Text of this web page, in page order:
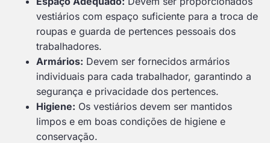
vestiários com espaço suficiente para a troca de
roupas e guarda de pertences pessoais dos
trabalhadores.
Armários: Devem ser fornecidos armários
individuais para cada trabalhador, garantindo a
segurança e privacidade dos pertences.
Higiene: Os vestiários devem ser mantidos
limpos e em boas condições de higiene e
conservação.